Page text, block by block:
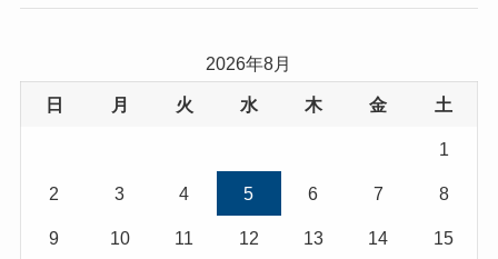
2026年8月
日 月 火 水 木 金 土
1
2 3 4 5 6 7 8
9 10 11 12 13 14 15